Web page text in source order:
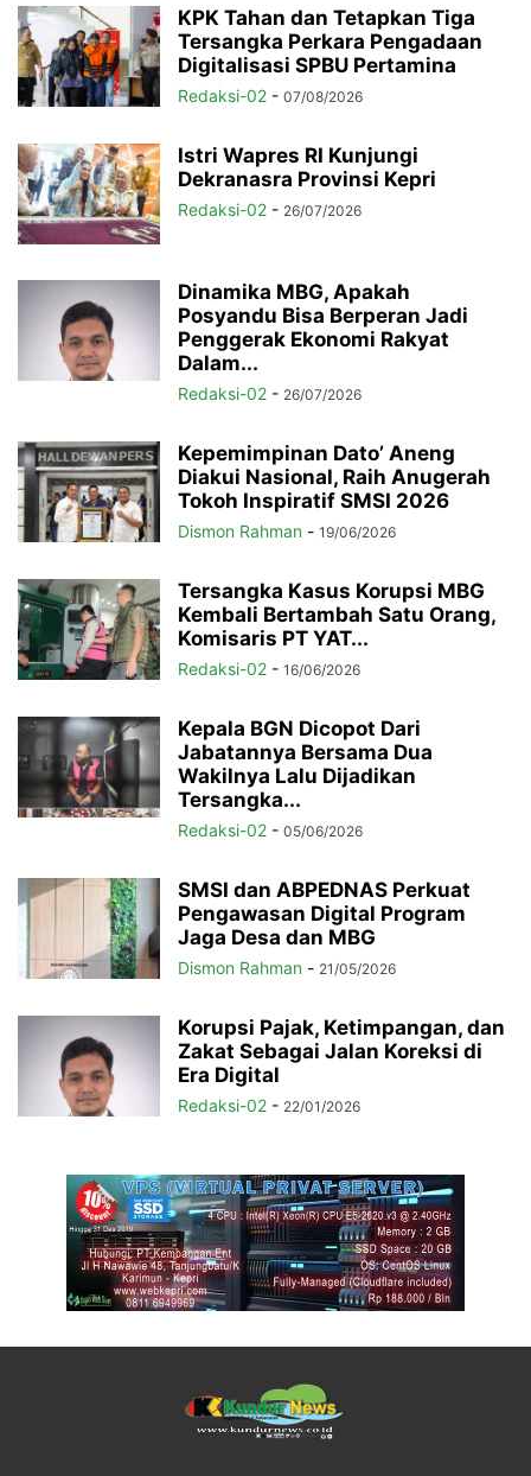
KPK Tahan dan Tetapkan Tiga
Tersangka Perkara Pengadaan
Digitalisasi SPBU Pertamina
Redaksi-02 - 07/08/2026
Istri Wapres RI Kunjungi
Dekranasra Provinsi Kepri
Redaksi-02 - 26/07/2026
Dinamika MBG, Apakah
Posyandu Bisa Berperan Jadi
Penggerak Ekonomi Rakyat
Dalam...
Redaksi-02 - 26/07/2026
Kepemimpinan Dato’ Aneng
Diakui Nasional, Raih Anugerah
Tokoh Inspiratif SMSI 2026
Dismon Rahman - 19/06/2026
Tersangka Kasus Korupsi MBG
Kembali Bertambah Satu Orang,
Komisaris PT YAT...
Redaksi-02 - 16/06/2026
Kepala BGN Dicopot Dari
Jabatannya Bersama Dua
Wakilnya Lalu Dijadikan
Tersangka...
Redaksi-02 - 05/06/2026
SMSI dan ABPEDNAS Perkuat
Pengawasan Digital Program
Jaga Desa dan MBG
Dismon Rahman - 21/05/2026
Korupsi Pajak, Ketimpangan, dan
Zakat Sebagai Jalan Koreksi di
Era Digital
Redaksi-02 - 22/01/2026